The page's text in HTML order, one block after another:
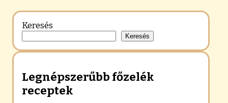
Keresés
Keresés
Legnépszerűbb főzelék
receptek